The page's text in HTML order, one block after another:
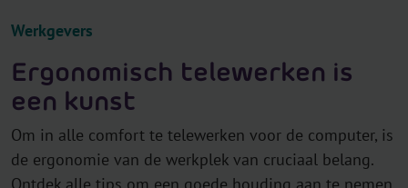
Werkgevers
Ergonomisch telewerken is
een kunst
Om in alle comfort te telewerken voor de computer, is
de ergonomie van de werkplek van cruciaal belang.
Ontdek alle tips om een goede houding aan te nemen